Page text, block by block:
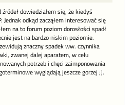
dowiedziałem się, że kiedyś
Jednak odkąd zacząłem interesować się
na to forum poziom dorosłości spadł
jest na bardzo niskim poziomie.
znaczny spadek ww. czynnika
zwanej dalej aparatem, w celu
potrzeb i chęci zaimponowania
wyglądają jeszcze gorzej ;].